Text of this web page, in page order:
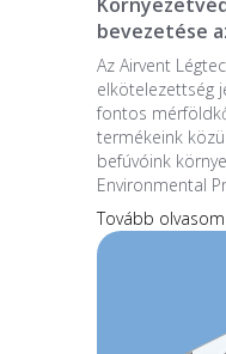
bevezetése
Az Airvent
elkötelezettség
fontos
termékeink
befúvóink
Environmental
Tovább